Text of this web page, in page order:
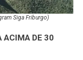
Siga Friburgo)
ACIMA DE 30